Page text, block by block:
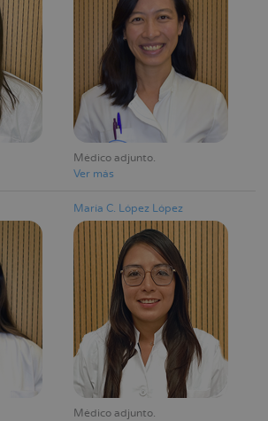
Médico adjunto
Ver más
María C. López López
Médico adjunto